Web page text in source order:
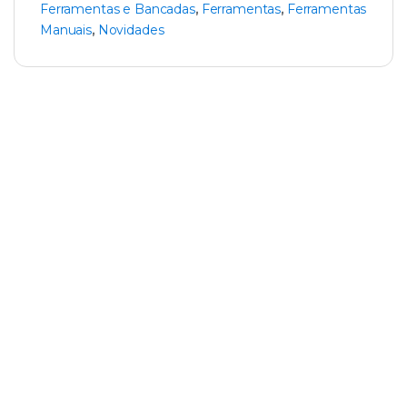
Ferramentas e Bancadas, Ferramentas, Ferramentas
Manuais, Novidades